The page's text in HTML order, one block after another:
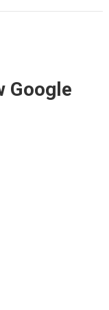
Google